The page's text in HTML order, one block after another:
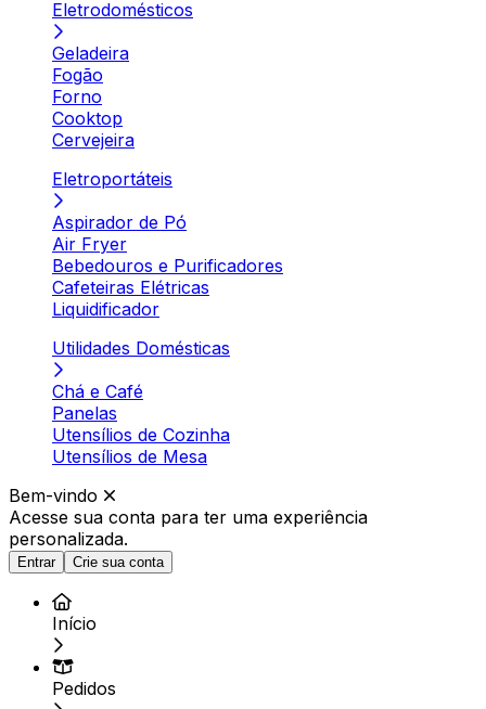
Eletrodomésticos
Geladeira
Fogão
Forno
Cooktop
Cervejeira
Eletroportáteis
Aspirador de Pó
Air Fryer
Bebedouros e Purificadores
Cafeteiras Elétricas
Liquidificador
Utilidades Domésticas
Chá e Café
Panelas
Utensílios de Cozinha
Utensílios de Mesa
Bem-vindo
Acesse sua conta para ter uma experiência
personalizada.
Entrar Crie sua conta
Início
Pedidos